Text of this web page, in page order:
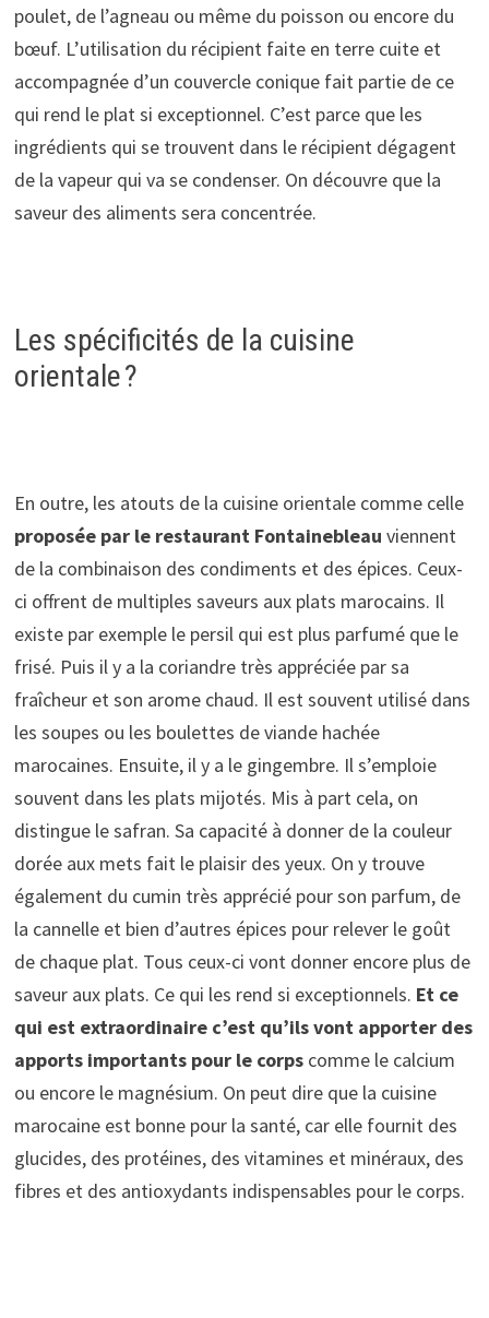
poulet, de l’agneau ou même du poisson ou encore du
bœuf. L’utilisation du récipient faite en terre cuite et
accompagnée d’un couvercle conique fait partie de ce
qui rend le plat si exceptionnel. C’est parce que les
ingrédients qui se trouvent dans le récipient dégagent
de la vapeur qui va se condenser. On découvre que la
saveur des aliments sera concentrée.
Les spécificités de la cuisine
orientale ?
En outre, les atouts de la cuisine orientale comme celle
proposée par le restaurant Fontainebleau viennent
de la combinaison des condiments et des épices. Ceux-
ci offrent de multiples saveurs aux plats marocains. Il
existe par exemple le persil qui est plus parfumé que le
frisé. Puis il y a la coriandre très appréciée par sa
fraîcheur et son arome chaud. Il est souvent utilisé dans
les soupes ou les boulettes de viande hachée
marocaines. Ensuite, il y a le gingembre. Il s’emploie
souvent dans les plats mijotés. Mis à part cela, on
distingue le safran. Sa capacité à donner de la couleur
dorée aux mets fait le plaisir des yeux. On y trouve
également du cumin très apprécié pour son parfum, de
la cannelle et bien d’autres épices pour relever le goût
de chaque plat. Tous ceux-ci vont donner encore plus de
saveur aux plats. Ce qui les rend si exceptionnels. Et ce
qui est extraordinaire c’est qu’ils vont apporter des
apports importants pour le corpscomme le calcium
ou encore le magnésium. On peut dire que la cuisine
marocaine est bonne pour la santé, car elle fournit des
glucides, des protéines, des vitamines et minéraux, des
fibres et des antioxydants indispensables pour le corps.